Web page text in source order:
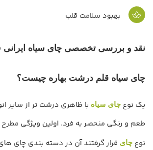
بهبود سلامت قلب
نقد و بررسی تخصصی چای سیاه ایرانی
چای سیاه قلم درشت بهاره چیست؟
یک نوع چای سیاه با ظاهری درشت تر از سایر
طعم و رنگی منحصر به فرد. اولین ویژگی
نوع چای قرار گرفتند آن در دسته بندی چای